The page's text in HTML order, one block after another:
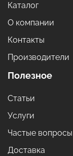
Каталог
О компании
Контакты
Производители
Полезное
Статьи
Услуги
Частые вопросы
Доставка